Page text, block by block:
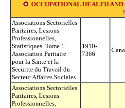
OCCUPATIONAL HEALTH
Associations Sectorielles
Paritaires, Lesions
Professionnelles,
Statistiques. Tome 1.
Association Paritaire
pour la Sante et la
Securite du Travail du
Secteur Affaires Sociales
1910-
7366
Associations Sectorielles
Paritaires, Lesions
Professionnelles,